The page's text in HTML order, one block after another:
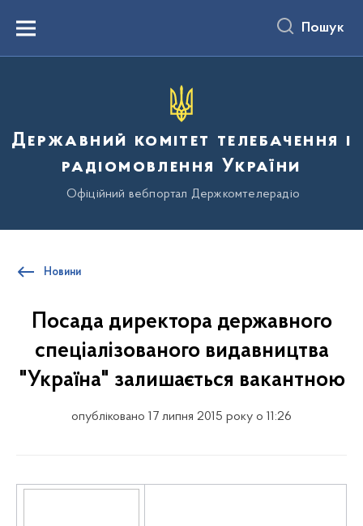
вмістуMenu Пошук
Державний комітет телебачення і
радіомовлення України
Офіційний вебпортал Держкомтелерадіо
Новини
Посада директора державного
спеціалізованого видавництва
"Україна" залишається вакантною
опубліковано 17 липня 2015 року о 11:26